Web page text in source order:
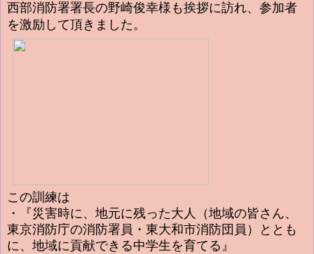
西部消防署署長の野崎俊幸様も挨拶に訪れ、参加者
を激励して頂きました。
この訓練は
・『災害時に、地元に残った大人（地域の皆さん、
東京消防庁の消防署員・東大和市消防団員）ととも
に、地域に貢献できる中学生を育てる』